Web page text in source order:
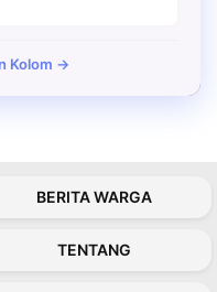
Kolom →
BERITA WARGA
TENTANG